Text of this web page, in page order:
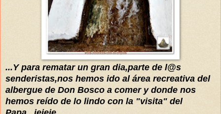
...Y para rematar un gran dia,parte de l@s
senderistas,nos hemos ido al área recreativa del
albergue de Don Bosco a comer y donde nos
hemos reído de lo lindo con la "visita" del